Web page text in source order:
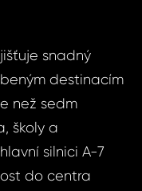
snadný
destinacím
než sedm
školy a
silnici A-7
do centra
Estepona
4+kk,